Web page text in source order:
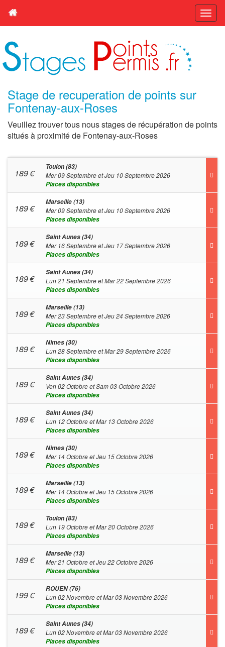
Stage de recuperation de points sur
Fontenay-aux-Roses
Veuillez trouver tous nous stages de récupération de points
situés à proximité de Fontenay-aux-Roses
189€
Toulon (83)
Mer 09 Septembre et Jeu 10 Septembre 2026
Places disponibles
189€
Marseille (13)
Mer 09 Septembre et Jeu 10 Septembre 2026
Places disponibles
189€
Saint Aunes (34)
Mer 16 Septembre et Jeu 17 Septembre 2026
Places disponibles
189€
Saint Aunes (34)
Lun 21 Septembre et Mar 22 Septembre 2026
Places disponibles
189€
Marseille (13)
Mer 23 Septembre et Jeu 24 Septembre 2026
Places disponibles
189€
Nimes (30)
Lun 28 Septembre et Mar 29 Septembre 2026
Places disponibles
189€
Saint Aunes (34)
Ven 02 Octobre et Sam 03 Octobre 2026
Places disponibles
189€
Saint Aunes (34)
Lun 12 Octobre et Mar 13 Octobre 2026
Places disponibles
189€
Nimes (30)
Mer 14 Octobre et Jeu 15 Octobre 2026
Places disponibles
189€
Marseille (13)
Mer 14 Octobre et Jeu 15 Octobre 2026
Places disponibles
189€
Toulon (83)
Lun 19 Octobre et Mar 20 Octobre 2026
Places disponibles
189€
Marseille (13)
Mer 21 Octobre et Jeu 22 Octobre 2026
Places disponibles
199€
ROUEN (76)
Lun 02 Novembre et Mar 03 Novembre 2026
Places disponibles
189€
Saint Aunes (34)
Lun 02 Novembre et Mar 03 Novembre 2026
Places disponibles